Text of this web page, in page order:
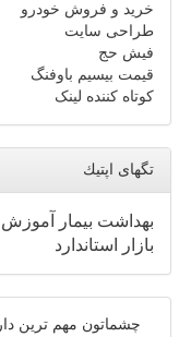
خرید و فروش خودرو
طراحی سایت
فیش حج
قیمت بیسیم باوفنگ
کوتاه کننده لینک
تگهای اپتیك
بهداشت بیمار آموزش
بازار
استاندارد
چشماتون مهم ترین